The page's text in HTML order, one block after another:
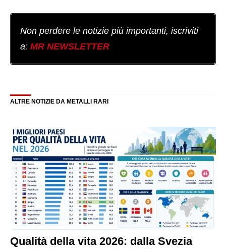
Non perdere le notizie più importanti, iscriviti
a: MR NEWSLETTER
ALTRE NOTIZIE DA METALLI RARI
Qualità della vita 2026: dalla Svezia